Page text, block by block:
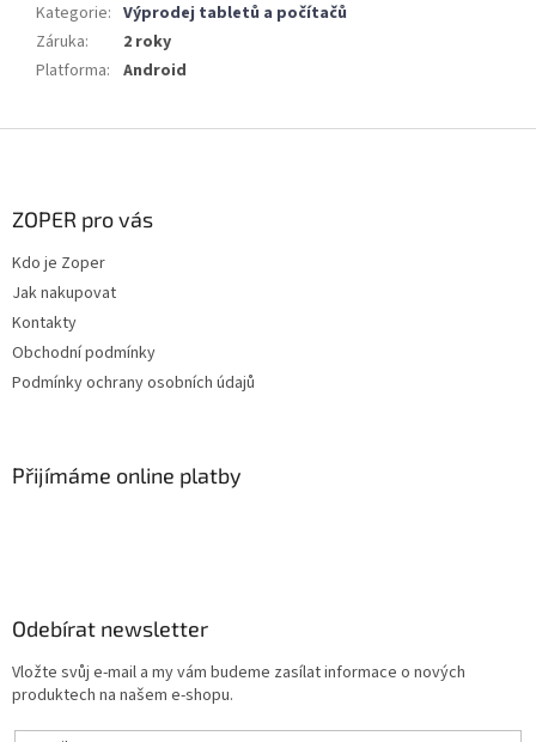
Kategorie: Výprodej tabletů a počítačů
Záruka:
2 roky
Platforma: Android
ZOPER pro vás
Kdo je Zoper
Jak nakupovat
Kontakty
Obchodní podmínky
Podmínky ochrany osobních údajů
Přijímáme online platby
Odebírat newsletter
Vložte svůj e-mail a my vám budeme zasílat informace o nových
produktech na našem e-shopu.